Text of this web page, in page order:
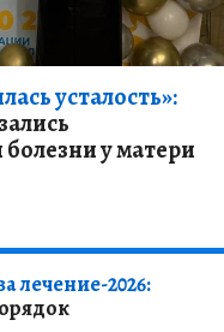
усталость»:
у матери
лечение-2026: